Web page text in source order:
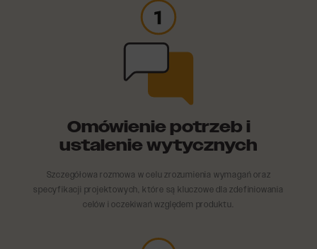
Omówienie potrzeb i
ustalenie wytycznych
Szczegółowa rozmowa w celu zrozumienia wymagań oraz
specyfikacji projektowych, które są kluczowe dla zdefiniowania
celów i oczekiwań względem produktu.